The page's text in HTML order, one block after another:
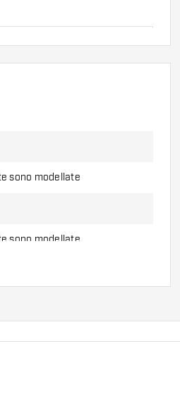
di alette e di
con l'uso.
sono modellate
sono modellate